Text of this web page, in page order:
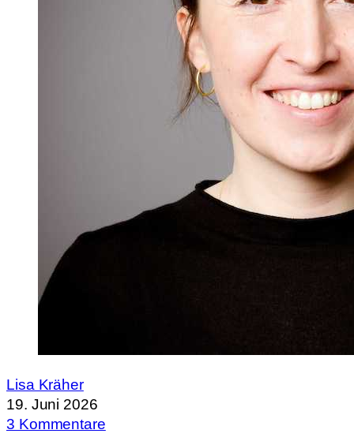
Lisa Kräher
19. Juni 2026
3 Kommentare